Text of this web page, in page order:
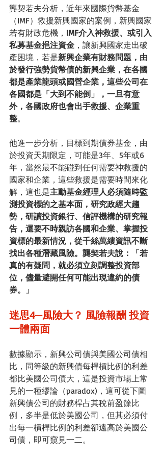
龔契若夫分析，近年來國際貨幣基金
（IMF）救援新興國家的案例，新興國家
若有財政危機， IMF介入神救援、或引入
私募基金挹注資金 ，讓新興國家走出破
產困境，若是新興企業有財務問題，由
於發行強勢貨幣債的新興企業，在各國
都是產業龍頭或國營企業，這些公司在
各國都是「大到不能倒」，一旦有意
外，各國政府也會出手救援、企業重
整。
他進一步分析，目標到期債券基金，由
於投資天期限定，可能是3年、5年或6
年，當然最不能碰到任何需要神救援的
國家和企業，這些救援是需要時間來化
解，這也是主動基金經理人必須隨時監
測投資標的之基本面，研究政經大趨
勢，研讀投資銀行、信評機構的研究報
告，還要不時親訪各國和企業、掌握投
資標的最新情況，從千絲萬縷資訊不斷
找出各種潛藏風險。龔契若夫說：「若
真的有疑問，就必須立刻調整投資部
位，儘量避開任何可能出現違約的債
券。」
迷思4─風險大？ 風險報酬 投資
一體兩面
數據顯示，新興公司債與美國公司債相
比，同等級的新興債每桿槓比例的利差
都比美國公司債大，這是投資市場上常
見的一種繆論（paradox)，這可從下圖
新興債公司的財務桿占其稅前盈餘比
例，多半是低於美國公司，但其必須付
出每一槓桿比例的利差卻遠高於美國公
司債，即可窺見一二。